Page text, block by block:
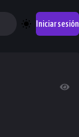
Iniciar sesión